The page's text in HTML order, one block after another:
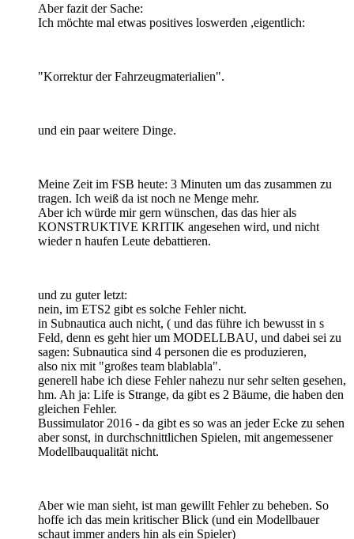
Aber fazit der Sache:
Ich möchte mal etwas positives loswerden ,eigentlich:
"Korrektur der Fahrzeugmaterialien".
und ein paar weitere Dinge.
Meine Zeit im FSB heute: 3 Minuten um das zusammen zu
tragen. Ich weiß da ist noch ne Menge mehr.
Aber ich würde mir gern wünschen, das das hier als
KONSTRUKTIVE KRITIK angesehen wird, und nicht
wieder n haufen Leute debattieren.
und zu guter letzt:
nein, im ETS2 gibt es solche Fehler nicht.
in Subnautica auch nicht, ( und das führe ich bewusst in s
Feld, denn es geht hier um MODELLBAU, und dabei sei zu
sagen: Subnautica sind 4 personen die es produzieren,
also nix mit "großes team blablabla".
generell habe ich diese Fehler nahezu nur sehr selten gesehen,
hm. Ah ja: Life is Strange, da gibt es 2 Bäume, die haben den
gleichen Fehler.
Bussimulator 2016 - da gibt es so was an jeder Ecke zu sehen
aber sonst, in durchschnittlichen Spielen, mit angemessener
Modellbauqualität nicht.
Aber wie man sieht, ist man gewillt Fehler zu beheben. So
hoffe ich das mein kritischer Blick (und ein Modellbauer
schaut immer anders hin als ein Spieler)